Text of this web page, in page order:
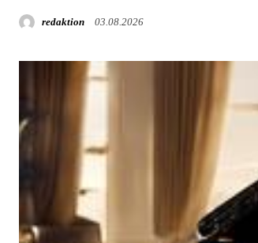
redaktion 03.08.2026